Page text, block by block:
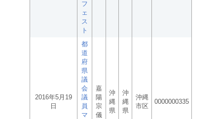
フ
ェ
ス
ト
2016年5月19
日
都
道
府
県
議
会
議
員
マ
嘉
陽
宗
儀
沖
縄
県
沖
縄
県
沖縄
市区
0000000335